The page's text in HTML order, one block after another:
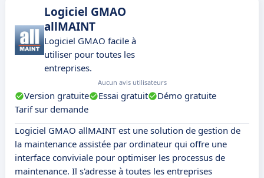
Logiciel GMAO
allMAINT
Logiciel GMAO facile à
utiliser pour toutes les
entreprises.
Aucun avis utilisateurs
Version gratuite Essai gratuit
Démo gratuite
Tarif sur demande
Logiciel GMAO allMAINT est une solution de gestion de
la maintenance assistée par ordinateur qui offre une
interface conviviale pour optimiser les processus de
maintenance. Il s'adresse à toutes les entreprises